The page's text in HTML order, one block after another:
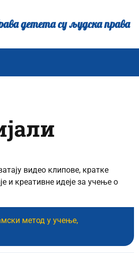
детета су људска права
видео клипове, кратке
и креативне идеје за учење о
метод у учење,